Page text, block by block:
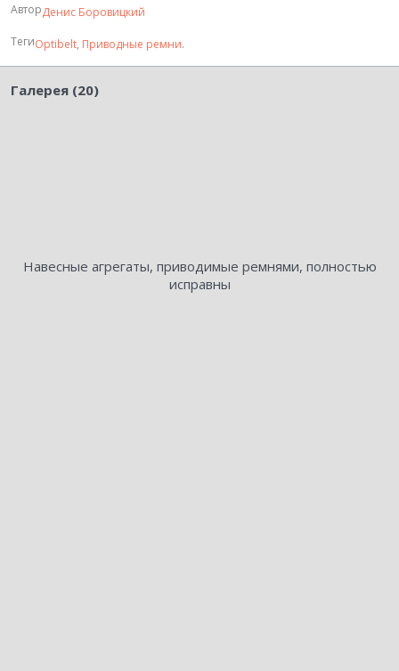
АвторДенис Боровицкий
ТегиOptibelt, Приводные ремни.
Галерея (20)
Навесные агрегаты, приводимые ремнями, полностью
исправны